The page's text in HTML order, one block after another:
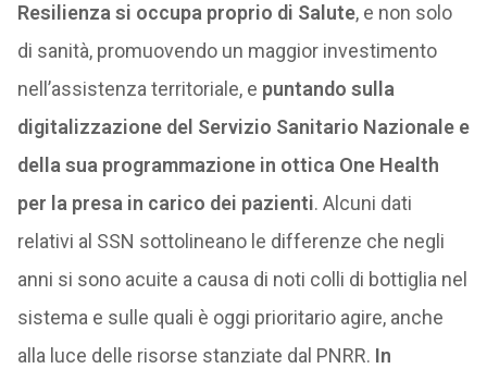
Resilienza si occupa proprio di Salute, e non solo
di sanità, promuovendo un maggior investimento
nell’assistenza territoriale, e puntando sulla
digitalizzazione del Servizio Sanitario Nazionale e
della sua programmazione in ottica One Health
per la presa in carico dei pazienti. Alcuni dati
relativi al SSN sottolineano le differenze che negli
anni si sono acuite a causa di noti colli di bottiglia nel
sistema e sulle quali è oggi prioritario agire, anche
alla luce delle risorse stanziate dal PNRR. In